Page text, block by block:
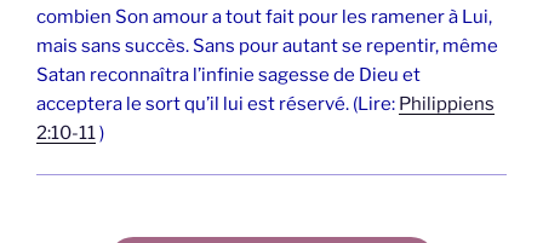
combien Son amour a tout fait pour les ramener à Lui,
mais sans succès. Sans pour autant se repentir, même
Satan reconnaîtra l’infinie sagesse de Dieu et
acceptera le sort qu’il lui est réservé. (Lire: Philippiens
2:10-11 )